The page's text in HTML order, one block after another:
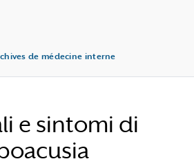
de médecine interne
e sintomi di